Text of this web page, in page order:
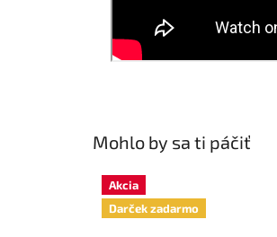
Mohlo by sa ti páčiť
Akcia
Darček zadarmo